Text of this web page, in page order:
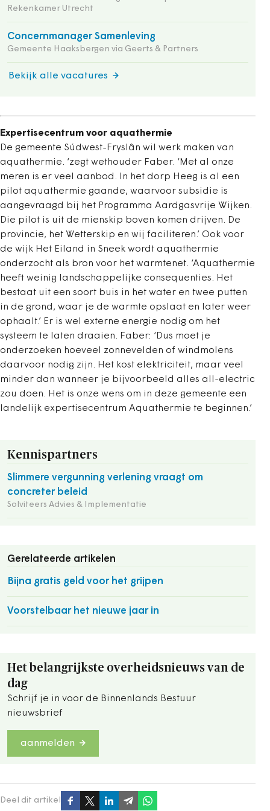
Rekenkamer Utrecht
Concernmanager Samenleving
Gemeente Haaksbergen via Geerts & Partners
Bekijk alle vacatures
Expertisecentrum voor aquathermie
De gemeente Súdwest-Fryslân wil werk maken van
aquathermie. ‘zegt wethouder Faber. ‘Met al onze
meren is er veel aanbod. In het dorp Heeg is al een
pilot aquathermie gaande, waarvoor subsidie is
aangevraagd bij het Programma Aardgasvrije Wijken.
Die pilot is uit de mienskip boven komen drijven. De
provincie, het Wetterskip en wij faciliteren.’ Ook voor
de wijk Het Eiland in Sneek wordt aquathermie
onderzocht als bron voor het warmtenet. ‘Aquathermie
heeft weinig landschappelijke consequenties. Het
bestaat uit een soort buis in het water en twee putten
in de grond, waar je de warmte opslaat en later weer
ophaalt.’ Er is wel externe energie nodig om het
systeem te laten draaien. Faber: ‘Dus moet je
onderzoeken hoeveel zonnevelden of windmolens
daarvoor nodig zijn. Het kost elektriciteit, maar veel
minder dan wanneer je bijvoorbeeld alles all-electric
zou doen. Het is onze wens om in deze gemeente een
landelijk expertisecentrum Aquathermie te beginnen.’
Kennispartners
Slimmere vergunning verlening vraagt om
concreter beleid
Solviteers Advies & Implementatie
Gerelateerde artikelen
Bijna gratis geld voor het grijpen
Voorstelbaar het nieuwe jaar in
Het belangrijkste overheidsnieuws van de
dag
Schrijf je in voor de Binnenlands Bestuur
nieuwsbrief
aanmelden
Deel dit artikel